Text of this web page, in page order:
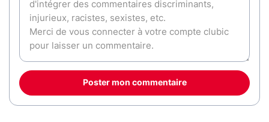
Poster mon commentaire